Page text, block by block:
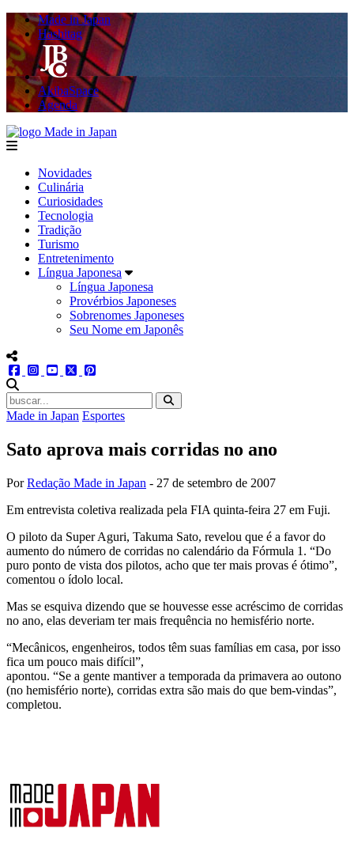
Made in Japan
Hashitag
AkibaSpace
Agenda
menu
Novidades
Culinária
Curiosidades
Tecnologia
Tradição
Turismo
Entretenimento
Língua Japonesa
Língua Japonesa
Provérbios Japoneses
Sobrenomes Japoneses
Seu Nome em Japonês
menu redes social
facebookinstagram
youtube
twitter
Made in Japan Esportes
Sato aprova mais corridas no ano
PorRedação Made in Japan - 27 de setembro de 2007
Em entrevista coletiva realizada pela FIA quinta-feira 27 em Fuji.
O piloto da Super Aguri, Takuma Sato, revelou que é a favor do
aumento do número de corridas no calendário da Fórmula 1. “Do
puro ponto de vista dos pilotos, acho que ter mais provas é ótimo”,
comentou o ídolo local.
Mas se esquiva dizendo que se houvesse esse acréscimo de corridas
no ano, elas deveriam ter mais frequência no hemisfério norte.
“Mecânicos, engenheiros, todos têm suas famílias em casa, por isso
fica um pouco mais difícil”,
apontou. “Se a gente mantiver a temporada da primavera ao outono
(no hemisfério norte), corridas extra são mais do que bem-vindas”,
completou.